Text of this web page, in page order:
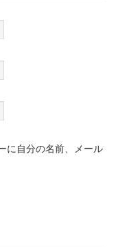
に自分の名前、メール